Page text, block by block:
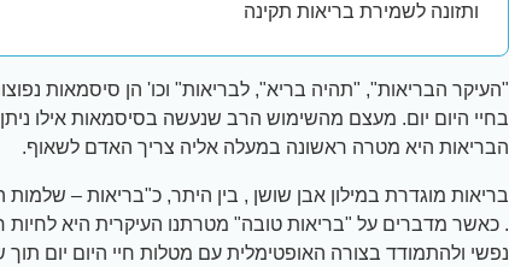
ותזונה לשמירת בריאות תקינה
"העיקר הבריאות", "תהיה בריא", לבריאות" וכו' הן סיסמאות
בחיי היום יום. מעצם מהשימוש הרב שנעשה בסיסמאות אילו
הבריאות היא מטרה ראשונה במעלה אליה צריך האדם לשאוף.
בריאות מוגדרת במילון אבן שושן , בין היתר, כ"בריאות – שלמות
. כאשר מדברים על "בריאות טובה" מטרתנו העיקרית היא לחיות
נפשי ולהתמודד בצורה האופטימלית עם מטלות חיי היום יום תוך